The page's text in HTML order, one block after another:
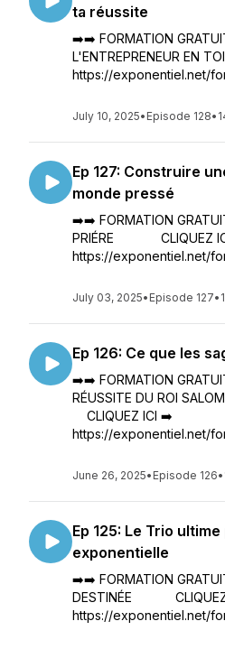
ta réussite
➡️➡️ FORMATION
L'ENTREPRENEUR
https://exponentiel.net/
July 10, 2025• Episode 128•
Ep 127: Construire
monde pressé
➡️➡️ FORMATION
PRIÉRE CLIQUEZ
https://exponentiel.net/
July 03, 2025• Episode 127•
Ep 126: Ce que les
➡️➡️ FORMATION
RÉUSSITE DU ROI
CLIQUEZ ICI ➡️
https://exponentiel.net/
June 26, 2025• Episode 126•
Ep 125: Le Trio
exponentielle
➡️➡️ FORMATION
DESTINÉE
https://exponentiel.net/